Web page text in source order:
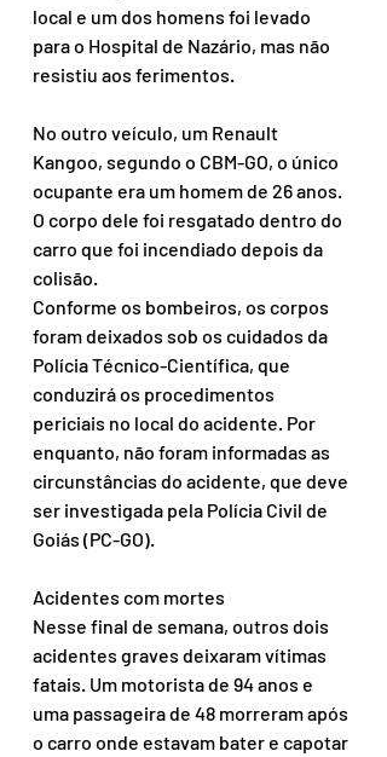
local e um dos homens foi levado
para o Hospital de Nazário, mas não
resistiu aos ferimentos.
No outro veículo, um Renault
Kangoo, segundo o CBM-GO, o único
ocupante era um homem de 26 anos.
O corpo dele foi resgatado dentro do
carro que foi incendiado depois da
colisão.
Conforme os bombeiros, os corpos
foram deixados sob os cuidados da
Polícia Técnico-Científica, que
conduzirá os procedimentos
periciais no local do acidente. Por
enquanto, não foram informadas as
circunstâncias do acidente, que deve
ser investigada pela Polícia Civil de
Goiás (PC-GO).
Acidentes com mortes
Nesse final de semana, outros dois
acidentes graves deixaram vítimas
fatais. Um motorista de 94 anos e
uma passageira de 48 morreram após
o carro onde estavam bater e capotar